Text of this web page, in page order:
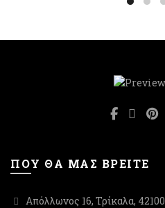
ΠΟΥ ΘΑ ΜΑΣ ΒΡΕΙΤΕ
Απόλλωνος 16, Τρίκαλα, 42100